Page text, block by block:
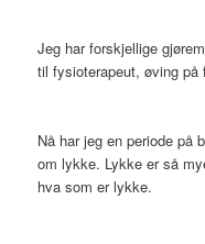
Jeg har forskjellige
til fysioterapeut, øving på
Nå har jeg en periode på
om lykke. Lykke er så
hva som er lykke.